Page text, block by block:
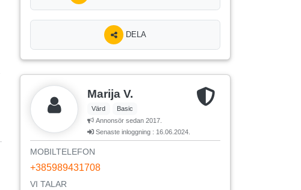
DELA
Marija V.
Värd
Basic
Annonsör sedan 2017.
Senaste inloggning : 16.06.2024.
MOBILTELEFON
+385989431708
VI TALAR